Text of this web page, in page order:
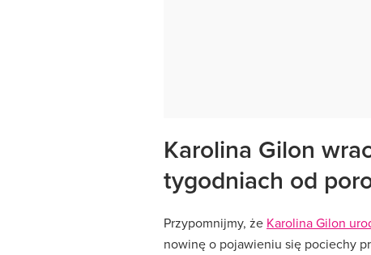
Karolina Gilon
tygodniach od
Przypomnijmy, że Karolina Gilon
nowinę o pojawieniu się pociechy